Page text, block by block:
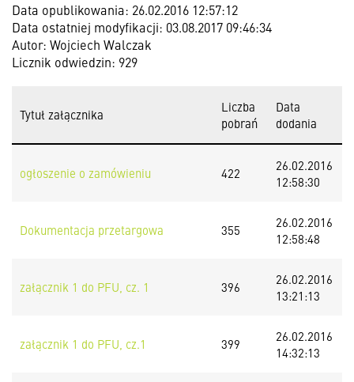
Data opublikowania: 26.02.2016 12:57:12
Data ostatniej modyfikacji: 03.08.2017 09:46:34
Autor: Wojciech Walczak
Licznik odwiedzin: 929
Tytuł załącznika
Liczba
pobrań
Data
dodania
ogłoszenie o zamówieniu 422
26.02.2016
12:58:30
Dokumentacja przetargowa 355
26.02.2016
12:58:48
załącznik 1 do PFU, cz. 1 396
26.02.2016
13:21:13
załącznik 1 do PFU, cz.1 399
26.02.2016
14:32:13